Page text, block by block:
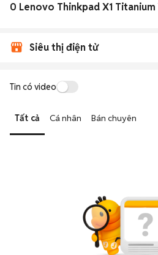
Siêu thị điện tử
Tin có video
Tất cả Cá nhân Bán chuyên